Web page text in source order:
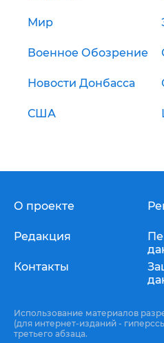
Мир
Военное Обозрение
Новости Донбасса
США
О проекте
Редакция
Контакты
Использование материалов
(для интернет-изданий -
третьего абзаца.